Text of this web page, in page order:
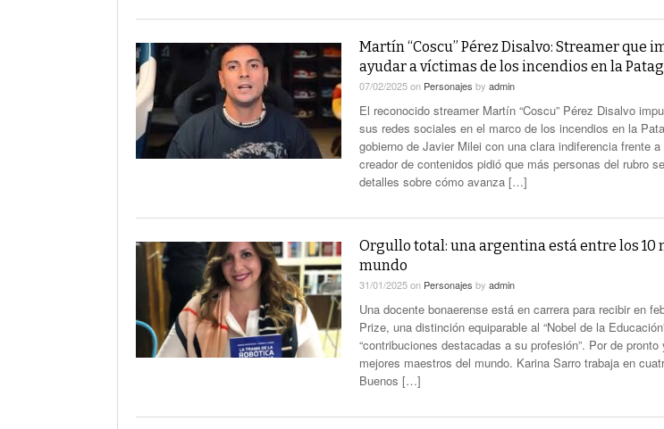
Martín “Coscu” Pérez Disalvo: Streamer que
ayudar a víctimas de los incendios en la
07/02/2025on Personajes by admin
El reconocido streamer Martín “Coscu” Pérez Disalvo
sus redes sociales en el marco de los incendios en la
gobierno de Javier Milei con una clara indiferencia frente
creador de contenidos pidió que más personas del rubro
detalles sobre cómo avanza […]
Orgullo total: una argentina está entre los 10
mundo
31/01/2025on Personajes by admin
Una docente bonaerense está en carrera para recibir en
Prize, una distinción equiparable al “Nobel de la
“contribuciones destacadas a su profesión”. Por de
mejores maestros del mundo. Karina Sarro trabaja en
Buenos […]